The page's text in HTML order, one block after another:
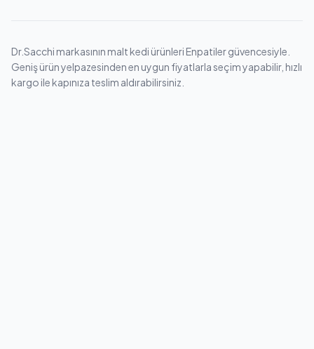
Dr.Sacchi markasının malt kedi ürünleri Enpatiler güvencesiyle.
Geniş ürün yelpazesinden en uygun fiyatlarla seçim yapabilir, hızlı
kargo ile kapınıza teslim aldırabilirsiniz.